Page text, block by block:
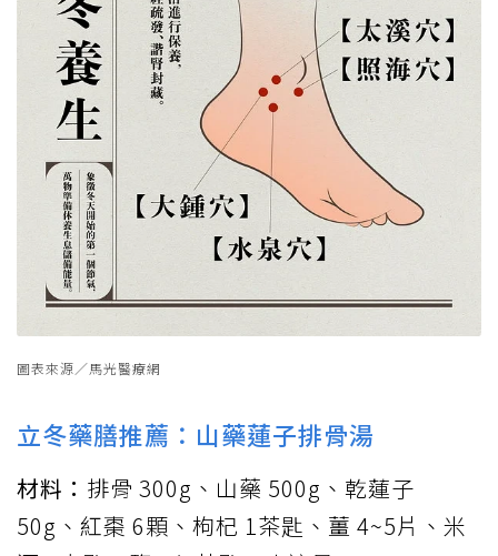
圖表來源／馬光醫療網
立冬藥膳推薦：山藥蓮子排骨湯
材料： 排骨 300g、山藥 500g、乾蓮子
50g、紅棗 6顆、枸杞 1茶匙、薑 4~5片、米